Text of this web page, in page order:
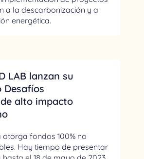
a la descarbonización y a
energética.
LAB lanzan su
Desafíos
alto impacto
otorga fondos 100% no
Hay tiempo de presentar